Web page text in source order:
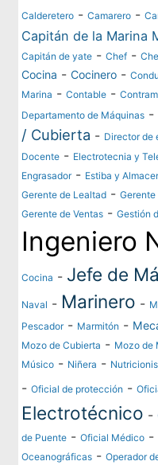
Calderetero -Camarero -
Capitán de la Marina
Capitán de yate -Chef -
Cocina -Cocinero -
Marina -Contable -
Departamento de Máquinas -
/ Cubierta - Director de
Docente - Electrotecnia y
Engrasador- Estiba y
Gerente de Lealtad -
Gerente de Ventas -Gestión
Ingeniero
Cocina - Jefe de
Naval - Marinero -
Pescador- Marmitón -
Mozo de Cubierta - Mozo de
Músico - Niñera -
-Oficial de protección -
Electrotécnico -
de Puente -Oficial Médico -
Oceanográficas -Operador